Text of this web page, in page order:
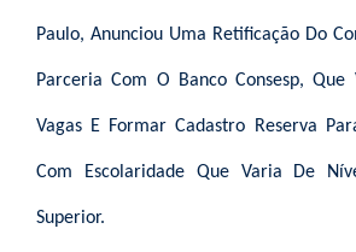
Paulo, Anunciou Uma Retificação Do
Parceria Com O Banco Consesp, Que
Vagas E Formar Cadastro Reserva
Com Escolaridade Que Varia De
Superior.